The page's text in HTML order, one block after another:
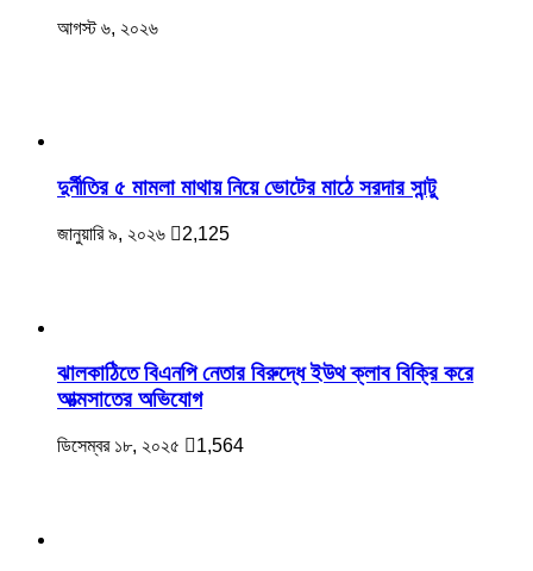
আগস্ট ৬, ২০২৬
দুর্নীতির ৫ মামলা মাথায় নিয়ে ভোটের মাঠে সরদার সান্টু
জানুয়ারি ৯, ২০২৬ 2,125
ঝালকাঠিতে বিএনপি নেতার বিরুদ্ধে ইউথ ক্লাব বিক্রি করে
আত্মসাতের অভিযোগ
ডিসেম্বর ১৮, ২০২৫ 1,564